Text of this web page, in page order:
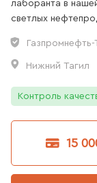
лаборанта в
светлых
Нижний Тагил
Контроль
15